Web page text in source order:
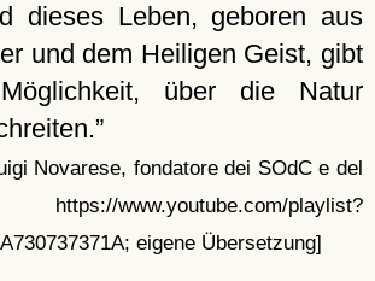
dieses Leben, geboren aus
und dem Heiligen Geist, gibt
über die Natur
Novarese, fondatore dei SOdC e del
www.youtube.com/playlist?
eigene Übersetzung]